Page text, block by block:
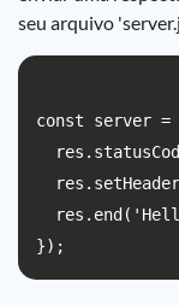
seu arquivo
const server